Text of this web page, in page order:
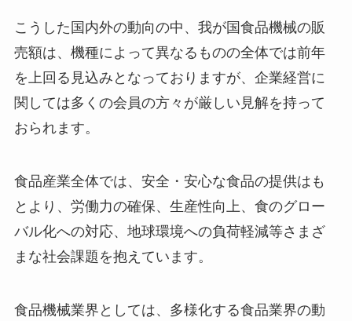
こうした国内外の動向の中、我が国食品機械の販
売額は、機種によって異なるものの全体では前年
を上回る見込みとなっておりますが、企業経営に
関しては多くの会員の方々が厳しい見解を持って
おられます。
食品産業全体では、安全・安心な食品の提供はも
とより、労働力の確保、生産性向上、食のグロー
バル化への対応、地球環境への負荷軽減等さまざ
まな社会課題を抱えています。
食品機械業界としては、多様化する食品業界の動